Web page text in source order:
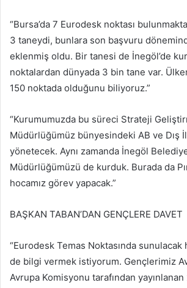
“Bursa’da 7 Eurodesk noktası
3 taneydi, bunlara son başvuru
eklenmiş oldu. Bir tanesi de İnegöl’de
noktalardan dünyada 3 bin tane var.
150 noktada olduğunu biliyoruz.”
“Kurumumuzda bu süreci Strateji
Müdürlüğümüz bünyesindeki AB ve Dış
yönetecek. Aynı zamanda İnegöl
Müdürlüğümüzü de kurduk. Burada da
hocamız görev yapacak.”
BAŞKAN TABAN’DAN GENÇLERE DAVET
“Eurodesk Temas Noktasında
de bilgi vermek istiyorum. Gençlerimiz
Avrupa Komisyonu tarafından